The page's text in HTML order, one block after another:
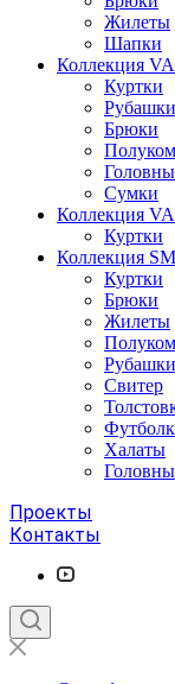
Жилеты
Шапки
Коллекция
Куртки
Брюки
Сумки
Коллекция
Куртки
Коллекция
Куртки
Брюки
Жилеты
Рубашки
Свитер
Халаты
Проекты
Контакты